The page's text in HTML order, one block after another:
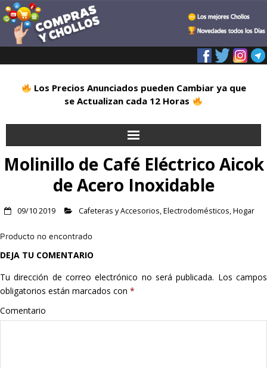
Los Precios Anunciados pueden Cambiar ya que
se Actualizan cada 12 Horas
Inicio
Alimentación
Deportes
Hogar
Informática
Molinillo de Café Eléctrico Aicok
de Acero Inoxidable
09/10 2019 Cafeteras y Accesorios,Electrodomésticos,Hogar
Producto no encontrado
DEJA TU COMENTARIO
Tu dirección de correo electrónico no será publicada. Los campos
obligatorios están marcados con *
Comentario